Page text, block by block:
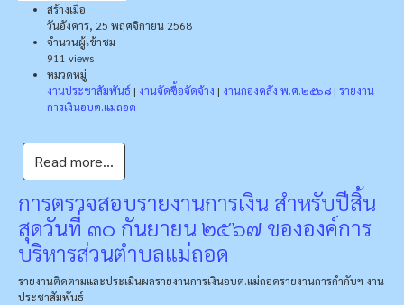
สร้างเมื่อ
วันอังคาร, 25 พฤศจิกายน 2568
จำนวนผู้เข้าชม
911 views
หมวดหมู่
งานประชาสัมพันธ์ | งานจัดซื้อจัดจ้าง | งานกองคลัง พ.ศ.๒๕๖๘ | รายงาน
การเงินอบต.แม่ถอด
Read more...
การตรวจสอบรายงานการเงิน สำหรับปีสิ้น
สุดวันที่ ๓๐ กันยายน ๒๕๖๗ ขององค์การ
บริหารส่วนตำบลแม่ถอด
รายงานติดตามและประเมินผลรายงานการเงินอบต.แม่ถอดรายงานการกำกับฯ งาน
ประชาสัมพันธ์